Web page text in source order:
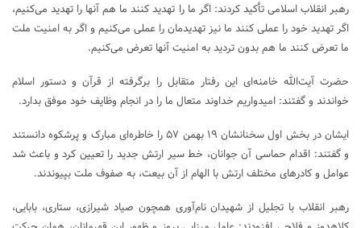
رهبر انقلاب اسلامی تأکید کردند: اگر ما را تهدید کنند ما هم آنها را تهدید می‌کنیم،
اگر تهدید خود را عملی کنند ما نیز تهدیدمان را عملی می‌کنیم و اگر به امنیت ملت
ما تعرض کنند ما هم بدون تردید به امنیت آنها تعرض می‌کنیم.
حضرت آیت‌الله خامنه‌ای این رفتار متقابل را برگرفته از قرآن و دستور اسلام
خواندند و گفتند: امیدواریم خداوند متعال ما را در انجام وظایف خود موفق بدارد.
ایشان در بخش اول سخنانشان ۱۹ بهمن ۵۷ را خاطره‌ای مبارک و پرشکوه دانستند
و گفتند: اقدام حماسی آن جوانان، خط سیر ارتش جدید را تعیین کرد و باعث شد
عوامل و کادرهای مختلف ارتش با الهام از آن بیعت، به صفوف ملت بپیوندند.
رهبر انقلاب با تجلیل از شهیدان نام‌آوری همچون صیاد شیرازی، ستاری، بابایی،